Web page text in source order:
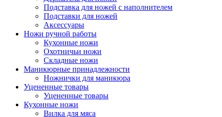
Подставка для ножей с наполнителем
Подставки для ножей
Аксессуары
Ножи ручной работы
Кухонные ножи
Охотничьи ножи
Складные ножи
Маникюрные принадлежности
Ножнички для маникюра
Уцененные товары
Уцененные товары
Кухонные ножи
Вилка для мяса